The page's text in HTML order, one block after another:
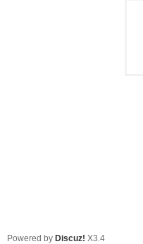
Powered by Discuz! X3.4